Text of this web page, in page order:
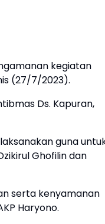
kegiatan
(27/7/2023).
Ds. Kapuran,
guna
Ghofilin dan
serta kenyamanan
Haryono.